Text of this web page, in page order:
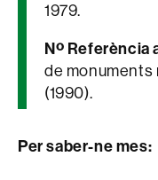
1979.
Nº Referència
de monuments
(1990).
Per saber-ne mes: